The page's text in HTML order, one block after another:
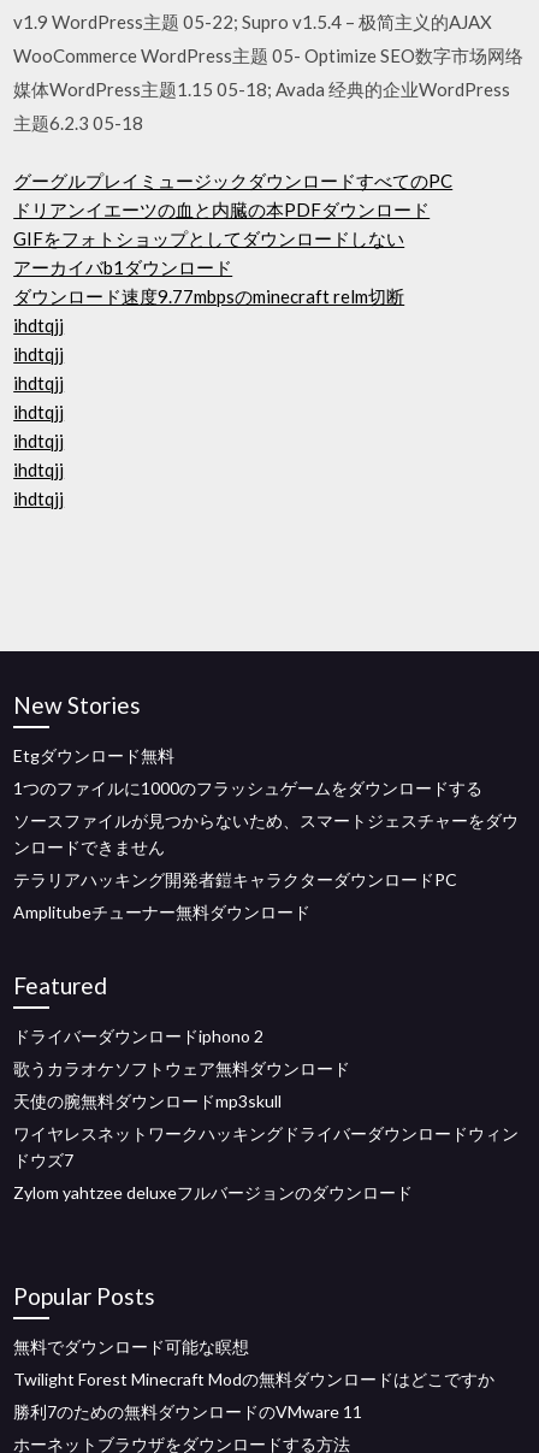
v1.9 WordPress主题 05-22; Supro v1.5.4 – 极简主义的AJAX
WooCommerce WordPress主题 05- Optimize SEO数字市场网络
媒体WordPress主题1.15 05-18; Avada 经典的企业WordPress
主题6.2.3 05-18
グーグルプレイミュージックダウンロードすべてのPC
ドリアンイエーツの血と内臓の本PDFダウンロード
GIFをフォトショップとしてダウンロードしない
アーカイバb1ダウンロード
ダウンロード速度9.77mbpsのminecraft relm切断
ihdtqjj
ihdtqjj
ihdtqjj
ihdtqjj
ihdtqjj
ihdtqjj
ihdtqjj
New Stories
Etgダウンロード無料
1つのファイルに1000のフラッシュゲームをダウンロードする
ソースファイルが見つからないため、スマートジェスチャーをダウ
ンロードできません
テラリアハッキング開発者鎧キャラクターダウンロードPC
Amplitubeチューナー無料ダウンロード
Featured
ドライバーダウンロードiphono 2
歌うカラオケソフトウェア無料ダウンロード
天使の腕無料ダウンロードmp3skull
ワイヤレスネットワークハッキングドライバーダウンロードウィン
ドウズ7
Zylom yahtzee deluxeフルバージョンのダウンロード
Popular Posts
無料でダウンロード可能な瞑想
Twilight Forest Minecraft Modの無料ダウンロードはどこですか
勝利7のための無料ダウンロードのVMware 11
ホーネットブラウザをダウンロードする方法